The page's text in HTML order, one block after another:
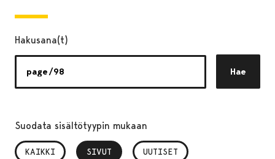
Hakusana(t)
Hae
Suodata sisältötyypin mukaan
KAIKKI SIVUT
, VALITTU UUTISET